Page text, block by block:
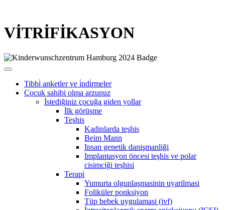
VİTRİFİKASYON
Tibbi̇ anketler ve i̇ndi̇rmeler
Çocuk sahibi olma arzunuz
İstediğiniz çocuğa giden yollar
İlk görüşme
Teşhis
Kadinlarda teşhis
Beim Mann
Insan genetik danişmanliği
Implantasyon öncesi teşhis ve polar
cisimciği teşhisi
Terapi
Yumurta olgunlaşmasinin uyarilmasi
Foliküler ponksiyon
Tüp bebek uygulamasi (ivf)